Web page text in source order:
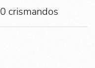
crismandos